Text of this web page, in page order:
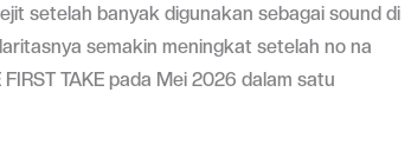
setelah banyak digunakan sebagai sound di
semakin meningkat setelah no na
TAKE pada Mei 2026 dalam satu